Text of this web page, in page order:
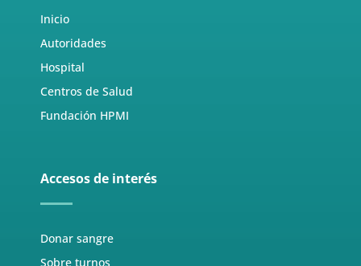
Inicio
Autoridades
Hospital
Centros de Salud
Fundación HPMI
Accesos de interés
Donar sangre
Sobre turnos